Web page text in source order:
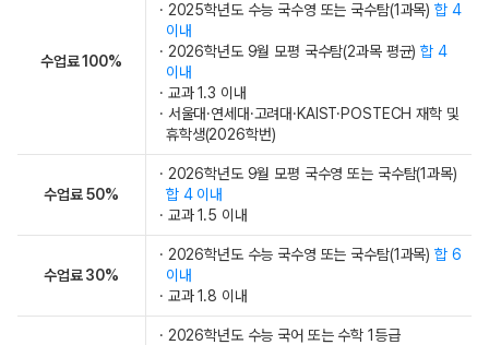
수업료 100%
· 2025학년도 수능 국수영 또는 국수탐(1과목) 합 4
이내
· 2026학년도 9월 모평 국수탐(2과목 평균)합 4
이내
· 교과 1.3 이내
· 서울대·연세대·고려대·KAIST·POSTECH 재학 및
휴학생(2026학번)
수업료 50%
· 2026학년도 9월 모평 국수영 또는 국수탐(1과목)
합 4 이내
· 교과 1.5 이내
수업료 30%
· 2026학년도 수능 국수영 또는 국수탐(1과목) 합 6
이내
· 교과 1.8 이내
· 2026학년도 수능 국어 또는 수학 1등급